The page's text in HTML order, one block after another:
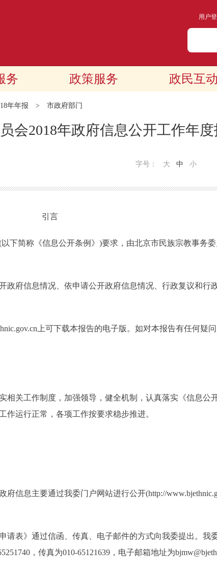
用户
务 政策服务 政民互动
年年报 > 市政府部门
会2018年政府信息公开工作年
字号： 大 中 小
引言
简称《信息公开条例》)要求，由北京市民族宗教事务委
府信息情况、依申请公开政府信息情况、行政复议和行
上可下载本报告的电子版。如对本报告有任何疑
关工作制度，加强领导，健全机制，认真落实《信息公
运行正常，各项工作按要求稳步推进。
息主要通过我委门户网站进行公开(http://
表》通过信函、传真、电子邮件的方式向我委提出。我
，传真为010-65121639，电子邮箱地址为